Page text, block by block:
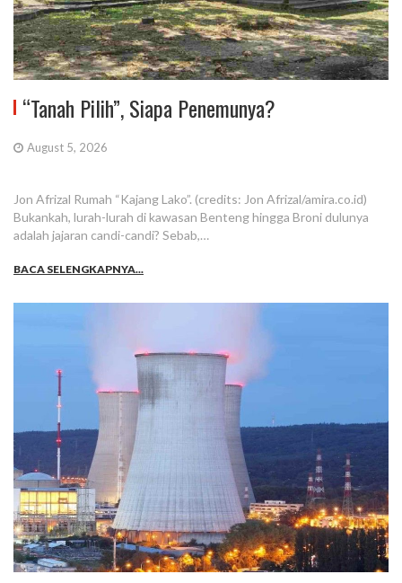
“Tanah Pilih”, Siapa Penemunya?
August 5, 2026
Jon Afrizal Rumah “Kajang Lako”. (credits: Jon Afrizal/amira.co.id)
Bukankah, lurah-lurah di kawasan Benteng hingga Broni dulunya
adalah jajaran candi-candi? Sebab,…
BACA SELENGKAPNYA...